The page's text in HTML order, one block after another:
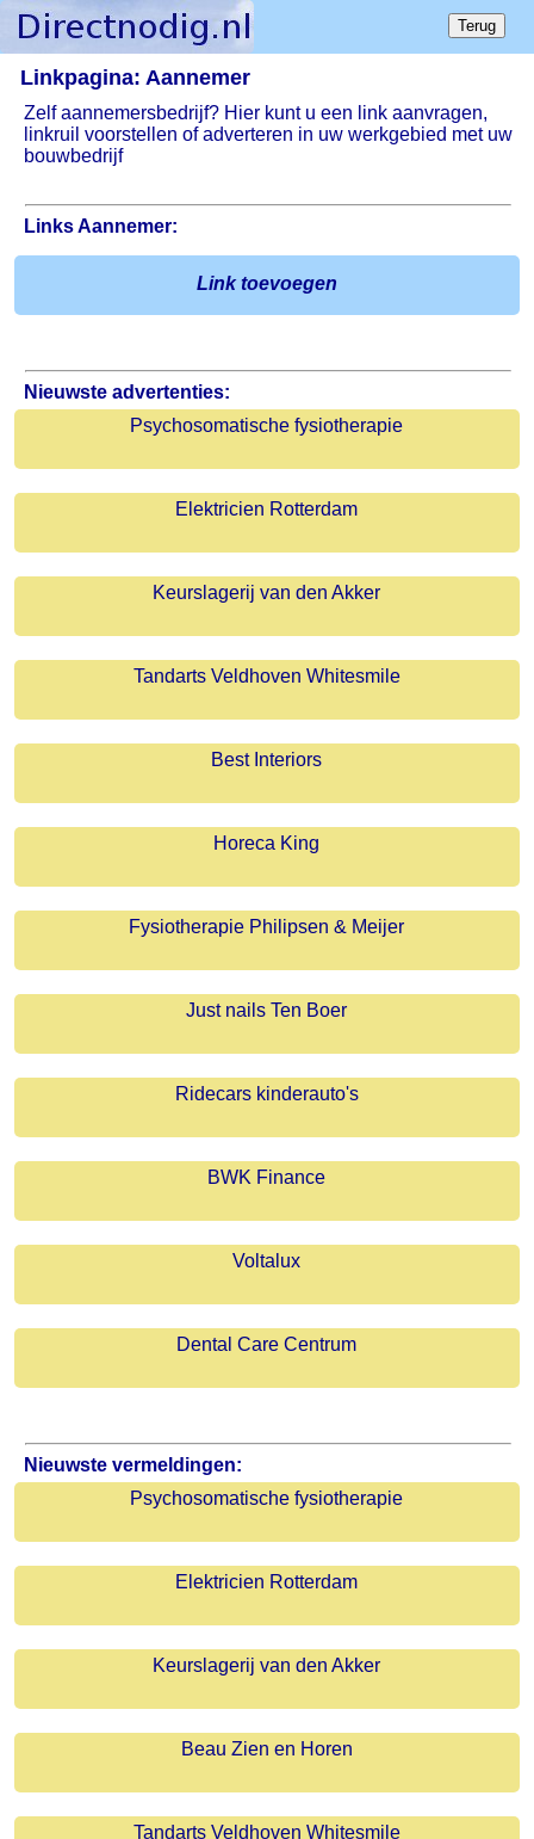
Linkpagina: Aannemer
Zelf aannemersbedrijf? Hier kunt u een link aanvragen,
linkruil voorstellen of adverteren in uw werkgebied met uw
bouwbedrijf
Links Aannemer:
Link toevoegen
Nieuwste advertenties:
Psychosomatische fysiotherapie
Elektricien Rotterdam
Keurslagerij van den Akker
Tandarts Veldhoven Whitesmile
Best Interiors
Horeca King
Fysiotherapie Philipsen & Meijer
Just nails Ten Boer
Ridecars kinderauto's
BWK Finance
Voltalux
Dental Care Centrum
Nieuwste vermeldingen:
Psychosomatische fysiotherapie
Elektricien Rotterdam
Keurslagerij van den Akker
Beau Zien en Horen
Tandarts Veldhoven Whitesmile